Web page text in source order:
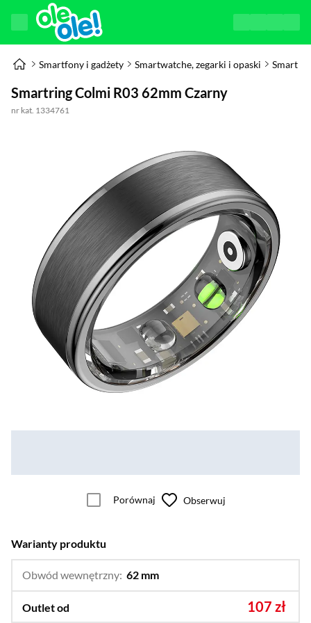
Smartfony i gadżety Smartwatche, zegarki i opaski Smart
Smartring Colmi R03 62mm Czarny
nr kat. 1334761
Porównaj Obserwuj
Warianty produktu
Obwód wewnętrzny: 62 mm
59,5 mm, 60 mm,
62,1 mm, 64 mm,
Outlet od 107 zł